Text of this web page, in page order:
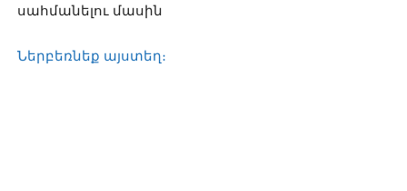
սահմանելու մասին
Ներբեռնեք այստեղ։